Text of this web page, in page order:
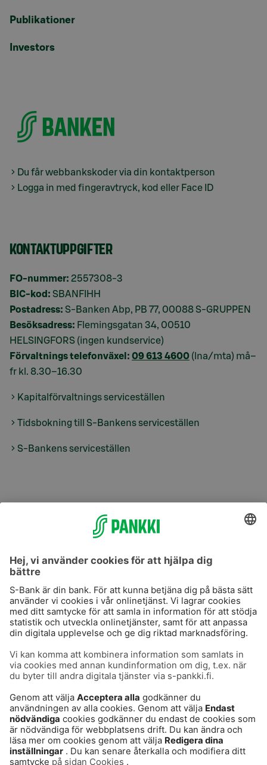
Publikationer
Investors
Du får webbankskoder via din kontaktperson
Logga in med fingeravtryck, kod eller Face ID
KONTAKTUPPGIFTER
FO-nummer: 2557308-3
BIC-kod: SBANFIHH
Postadress: S-Banken Abp, PB 77, 00088 S-GRUPPEN
Besöksadress: Flemingsgatan 34, 00510
HELSINGFORS (ingen kundservice)
Förvaltnings telefonväxel: 09 613 4600 (lna/mta) må–
fr kl. 8.30–16.30
Kapitalförvaltnings serviceställen
Tidsbokning till S-Bankens serviceställen
S-Bankens serviceställen
S-Prime
Användarvillkor
Dataskydd
Cookies
Säker hantering av bankärenden